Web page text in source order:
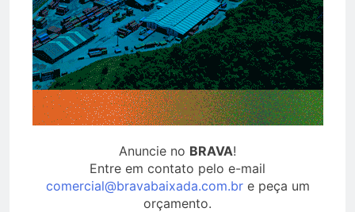
Anuncie no BRAVA!
Entre em contato pelo e-mail
comercial@bravabaixada.com.bre peça um
orçamento.